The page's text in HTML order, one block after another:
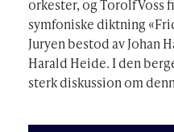
orkester, og Torolf Voss
symfoniske diktning
Juryen bestod av Johan
Harald Heide. I den
sterk diskussion om